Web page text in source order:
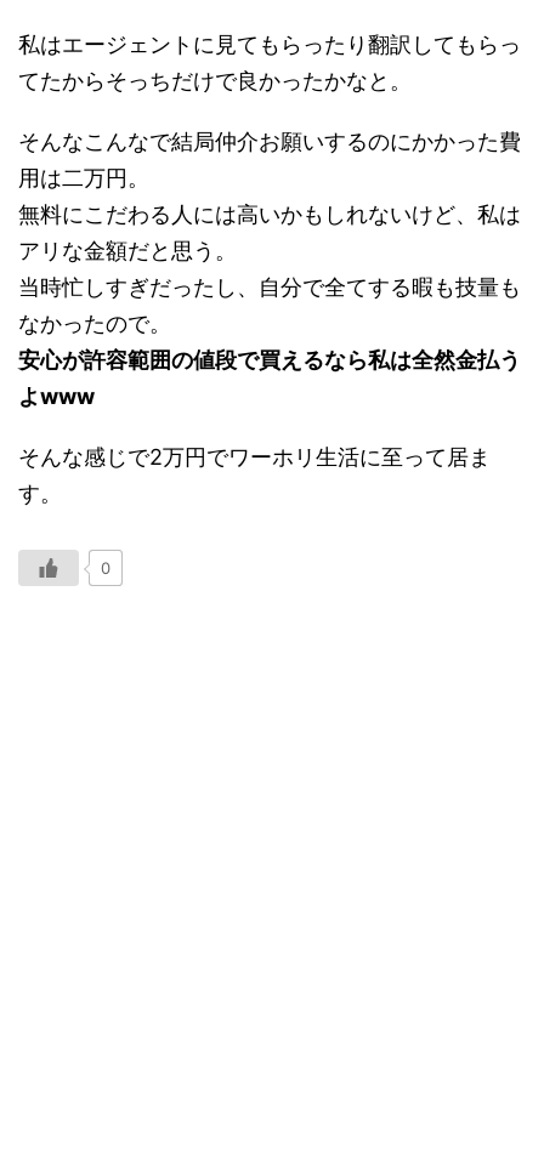
私はエージェントに見てもらったり翻訳してもらっ
てたからそっちだけで良かったかなと。
そんなこんなで結局仲介お願いするのにかかった費
用は二万円。
無料にこだわる人には高いかもしれないけど、私は
アリな金額だと思う。
当時忙しすぎだったし、自分で全てする暇も技量も
なかったので。
安心が許容範囲の値段で買えるなら私は全然金払う
よwww
そんな感じで2万円でワーホリ生活に至って居ま
す。
0